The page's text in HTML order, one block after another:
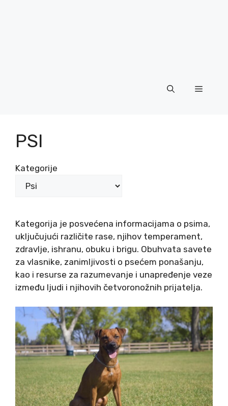
Menu
PSI
Kategorije
Kategorija je posvećena informacijama o psima,
uključujući različite rase, njihov temperament,
zdravlje, ishranu, obuku i brigu. Obuhvata savete
za vlasnike, zanimljivosti o psećem ponašanju,
kao i resurse za razumevanje i unapređenje veze
između ljudi i njihovih četvoronožnih prijatelja.